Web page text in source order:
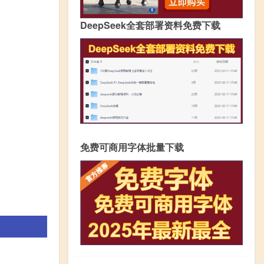
DeepSeek全套部署资料免费下载
免费可商用字体批量下载